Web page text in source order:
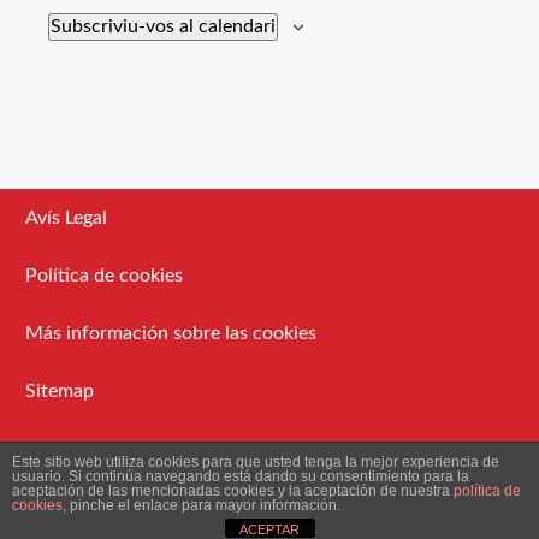
Subscriviu-vos al calendari
Avís Legal
Política de cookies
Más información sobre las cookies
Sitemap
Administració
2026 Ateneu Enciclopèdic Popular.
Este sitio web utiliza cookies para que usted tenga la mejor experiencia de
usuario. Si continúa navegando está dando su consentimiento para la
aceptación de las mencionadas cookies y la aceptación de nuestra política de
cookies, pinche el enlace para mayor información.
ACEPTAR